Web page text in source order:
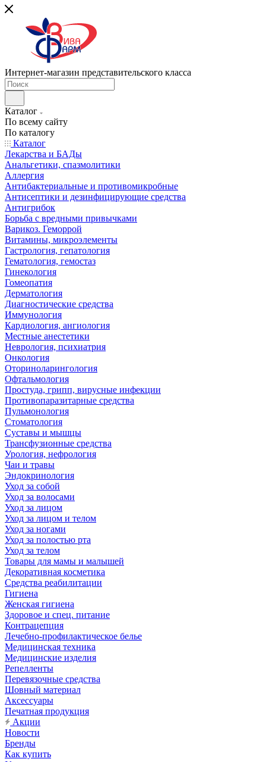
Интернет-магазин представительского класса
Каталог
По всему сайту
По каталогу
Каталог
Лекарства и БАДы
Анальгетики, спазмолитики
Аллергия
Антибактериальные и противомикробные
Антисептики и дезинфицирующие средства
Антигрибок
Борьба с вредными привычками
Варикоз. Геморрой
Витамины, микроэлементы
Гастрология, гепатология
Гематология, гемостаз
Гинекология
Гомеопатия
Дерматология
Диагностические средства
Иммунология
Кардиология, ангиология
Местные анестетики
Неврология, психиатрия
Онкология
Оториноларингология
Офтальмология
Простуда, грипп, вирусные инфекции
Противопаразитарные средства
Пульмонология
Стоматология
Суставы и мышцы
Трансфузионные средства
Урология, нефрология
Чаи и травы
Эндокринология
Уход за собой
Уход за волосами
Уход за лицом
Уход за лицом и телом
Уход за ногами
Уход за полостью рта
Уход за телом
Товары для мамы и малышей
Декоративная косметика
Средства реабилитации
Гигиена
Женская гигиена
Здоровое и спец. питание
Контрацепция
Лечебно-профилактическое белье
Медицинская техника
Медицинские изделия
Репелленты
Перевязочные средства
Шовный материал
Аксессуары
Печатная продукция
Акции
Новости
Бренды
Как купить